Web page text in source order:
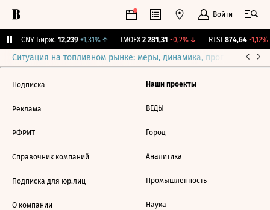
Войти
CNY Бирж. 12,239 +1,31%↑ IMOEX 2 281,31 -0,2%↓ RTSI 874,64 -1,12%
Ситуация на топливном рынке: меры, динамика, прогнозы
Подписка
Реклама
РФРИТ
Справочник компаний
Подписка для юр.лиц
О компании
Наши проекты
ВЕДЫ
Город
Аналитика
Промышленность
Наука